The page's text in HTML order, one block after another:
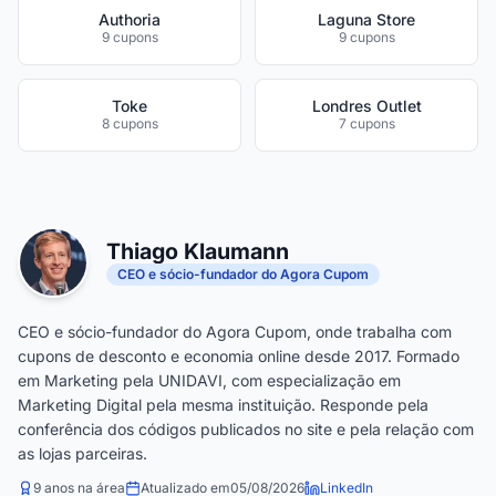
Authoria
9 cupons
Laguna Store
9 cupons
Toke
8 cupons
Londres Outlet
7 cupons
Thiago Klaumann
CEO e sócio-fundador do Agora Cupom
CEO e sócio-fundador do Agora Cupom, onde trabalha com
cupons de desconto e economia online desde 2017. Formado
em Marketing pela UNIDAVI, com especialização em
Marketing Digital pela mesma instituição. Responde pela
conferência dos códigos publicados no site e pela relação com
as lojas parceiras.
9 anos na área Atualizado em05/08/2026 LinkedIn